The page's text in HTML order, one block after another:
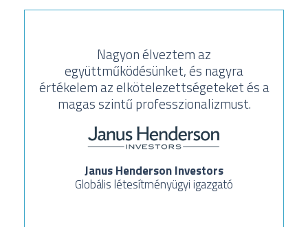
Nagyon élveztem az
együttműködésünket, és nagyra
értékelem az elkötelezettségeteket és a
magas szintű professzionalizmust.
Janus Henderson Investors
Globális létesítményügyi igazgató